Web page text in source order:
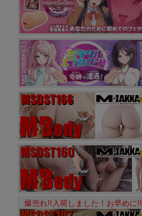
爆売れ!!入荷しました！お早めに!!